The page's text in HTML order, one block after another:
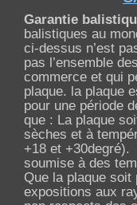
Garantie
balistiques au
ci-dessus n’est
pas l’ensemble
commerce et qui
plaque. la plaque
pour une période
que : La plaque
sèches et à
+18 et +30degré).
soumise à des
Que la plaque soit
expositions aux